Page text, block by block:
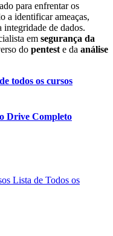
para enfrentar os
a identificar ameaças,
integridade de dados.
em segurança da
do pentest e da análise
todos os cursos
Drive Completo
Lista de Todos os